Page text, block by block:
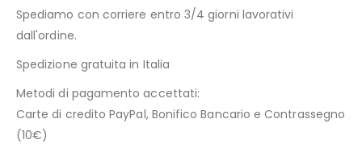
Spediamo con corriere entro 3/4 giorni lavorativi
dall'ordine.
Spedizione gratuita in Italia
Metodi di pagamento accettati:
Carte di credito PayPal, Bonifico Bancario e Contrassegno
(10€)